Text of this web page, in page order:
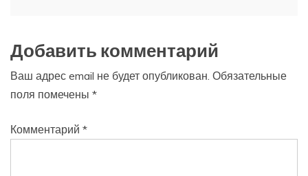
Добавить комментарий
Ваш адрес email не будет опубликован. Обязательные
поля помечены *
Комментарий *